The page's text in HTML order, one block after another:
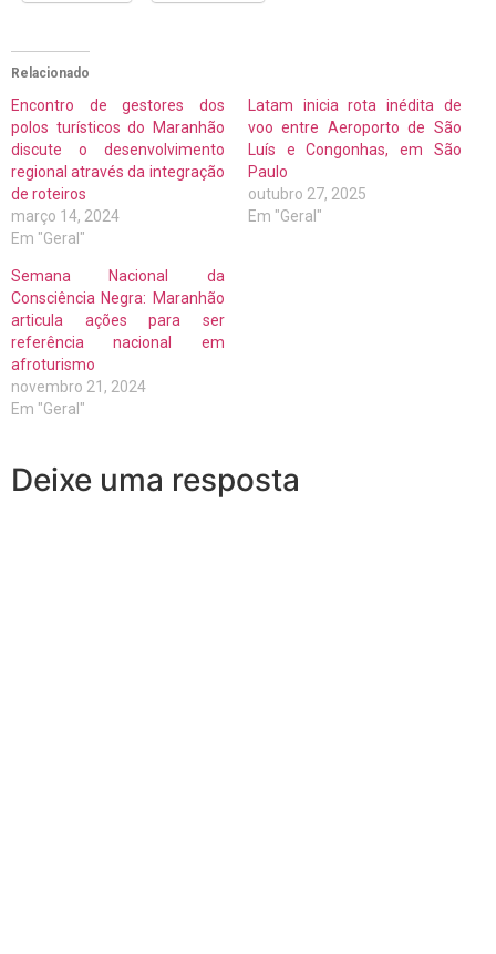
Relacionado
Encontro de gestores dos
polos turísticos do Maranhão
discute o desenvolvimento
regional através da integração
de roteiros
março 14, 2024
Em "Geral"
Latam inicia rota inédita de
voo entre Aeroporto de São
Luís e Congonhas, em São
Paulo
outubro 27, 2025
Em "Geral"
Semana Nacional da
Consciência Negra: Maranhão
articula ações para ser
referência nacional em
afroturismo
novembro 21, 2024
Em "Geral"
Deixe uma resposta